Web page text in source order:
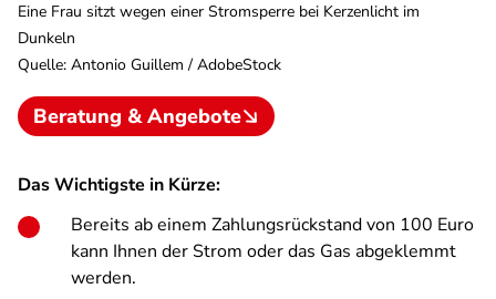
Eine Frau sitzt wegen einer Stromsperre bei Kerzenlicht im
Dunkeln
Quelle: Antonio Guillem / AdobeStock
Beratung & Angebote
Das Wichtigste in Kürze:
Bereits ab einem Zahlungsrückstand von 100 Euro
kann Ihnen der Strom oder das Gas abgeklemmt
werden.